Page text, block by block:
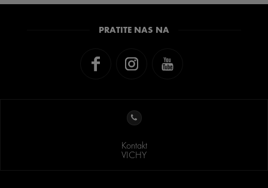
PRATITE NAS NA
Kontakt
VICHY